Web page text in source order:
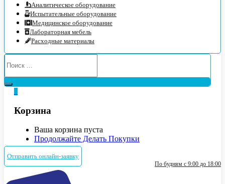
Аналитическое оборудование
Испытательные оборудование
Медицинское оборудование
Лабораторная мебель
Расходные материалы
Корзина
Ваша корзина пуста
Продолжайте Делать Покупки
Отправить онлайн-заявку
По будням с 9:00 до 18:00